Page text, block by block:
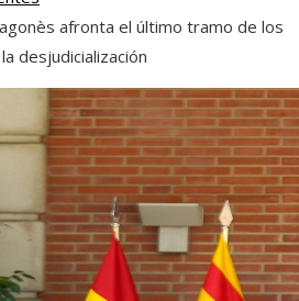
afronta el último tramo de los
desjudicialización